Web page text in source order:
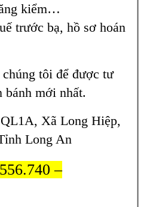
kiểm…
trước bạ, hồ sơ hoán
tôi để được tư
bánh mới nhất.
Xã Long Hiệp,
Long An
–